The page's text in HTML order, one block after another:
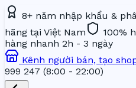
8+ năm nhập khẩu &
hãng tại Việt Nam
100%
hàng nhanh 2h - 3 ngày
Kênh người bán, tạo
999 247 (8:00 - 22:00)